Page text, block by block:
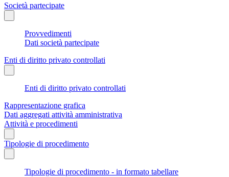
Società partecipate
Provvedimenti
Dati società partecipate
Enti di diritto privato controllati
Enti di diritto privato controllati
Rappresentazione grafica
Dati aggregati attività amministrativa
Attività e procedimenti
Tipologie di procedimento
Tipologie di procedimento - in formato tabellare